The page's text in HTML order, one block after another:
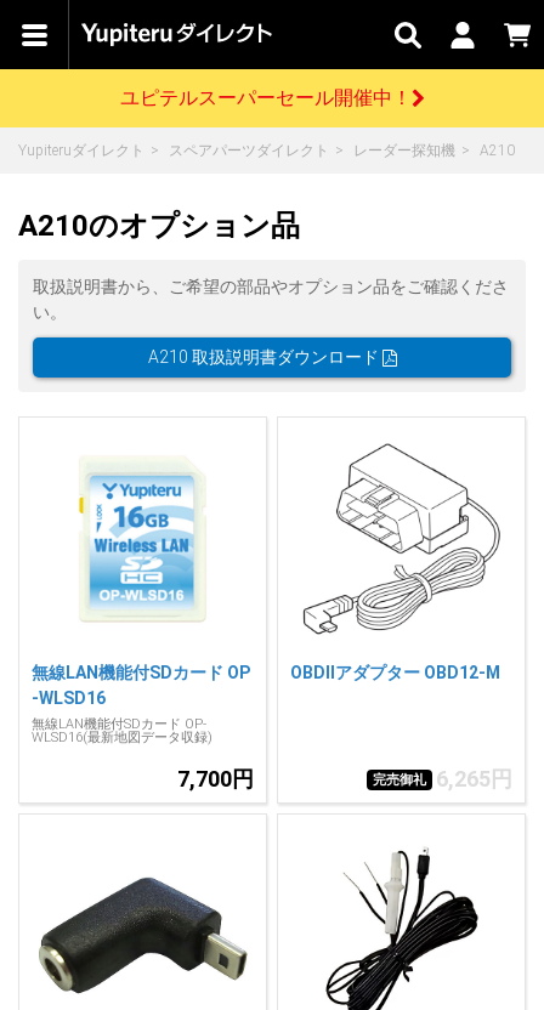
カテゴリで
キャン
ペーン
関連
サービス
お問い
合わせ
はじめての
ドライブレコーダー レーダー探知機
スペアパーツ
ダイレクト
バーチャルストア
駐車監視機能 標準搭載
駐車監視セット
サポートカー用品
大口注文はこちら
ユピテル公式サイトはこちら
開催中のキャンペーン
ーセール開催
詳しくはこちら
お役立ち情報・トピックス
scroll
お買い物ガイド
各種ご利用方法はこちら
よくあるご質問
お問い合わせ前のご確認はこちら
お問い合わせ
ログインする
Yupiteruダイレクトの商品を
会員価格やポイントを利用してご購入頂けます
新規会員登録をする
登録後すぐに使える1000ポイントをプレゼント
ユピテルスーパーセール開催中！
Yupiteruダイレクト スペアパーツダイレクト レーダー探知機 A210
A210のオプション品
取扱説明書から、ご希望の部品やオプション品をご確認くださ
い。
A210 取扱説明書ダウンロード
無線LAN機能付SDカード OP
-WLSD16
無線LAN機能付SDカード OP-
WLSD16(最新地図データ収録)
7,700円
OBDIIアダプター OBD12-M
完売御礼 6,265円